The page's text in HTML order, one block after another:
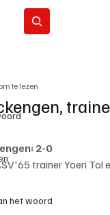
het woord
te lezen
2-0
trainer Yoeri Tol